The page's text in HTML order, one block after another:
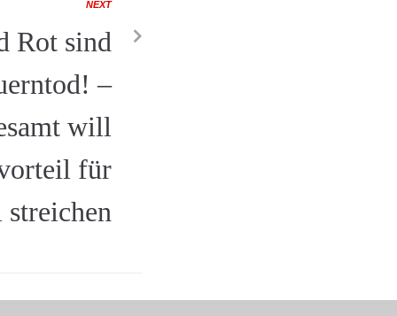
NEXT
Rot sind
–
will
für